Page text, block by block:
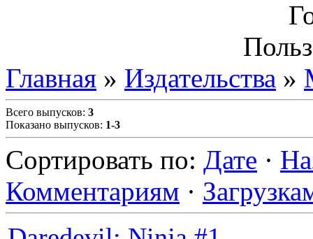
Главная » Издательства »
Всего выпусков: 3
Показано выпусков: 1-3
Сортировать по: Дате ·
Комментариям ·